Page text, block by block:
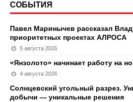
СОБЫТИЯ
Павел Маринычев рассказал
приоритетных проектах АЛРОСА
5 августа 2026
«Янзолото» начинает работу на
4 августа 2026
Солнцевский угольный разрез.
добычи — уникальные решения